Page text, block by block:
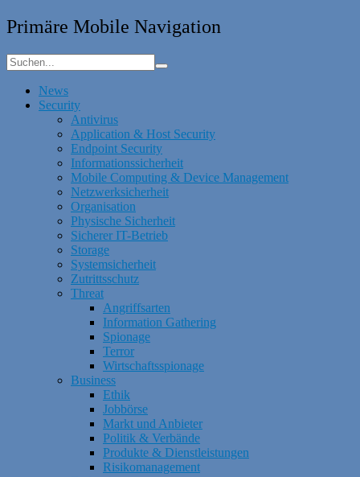
Primäre Mobile Navigation
News
Security
Antivirus
Application & Host Security
Endpoint Security
Informationssicherheit
Mobile Computing & Device Management
Netzwerksicherheit
Organisation
Physische Sicherheit
Sicherer IT-Betrieb
Storage
Systemsicherheit
Zutrittsschutz
Threat
Angriffsarten
Information Gathering
Spionage
Terror
Wirtschaftsspionage
Business
Ethik
Jobbörse
Markt und Anbieter
Politik & Verbände
Produkte & Dienstleistungen
Risikomanagement